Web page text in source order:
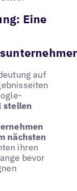
Eine
auf
stellen
nächsten
ihren
bevor